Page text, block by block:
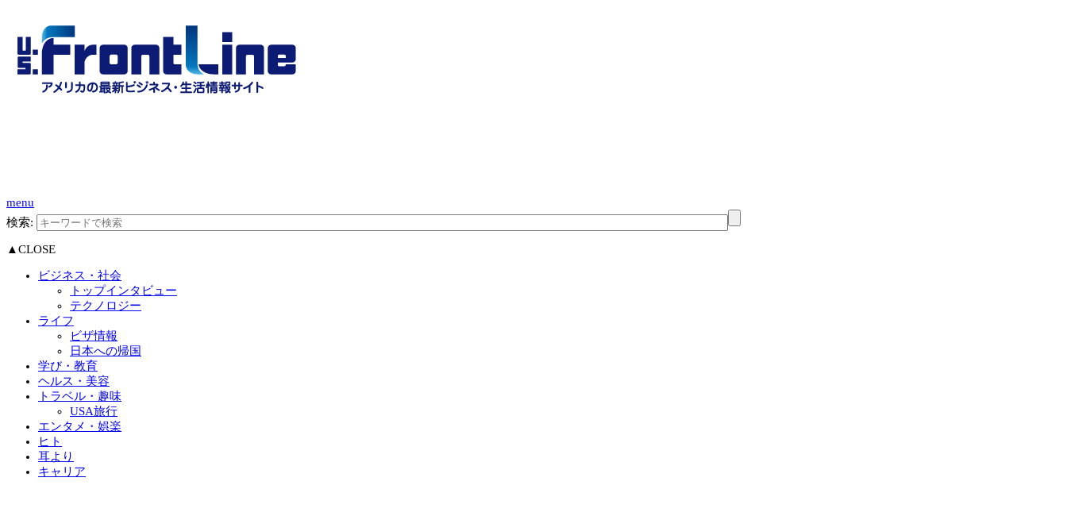
menu
検索:
▲CLOSE
ビジネス・社会
トップインタビュー
テクノロジー
ライフ
ビザ情報
日本への帰国
学び・教育
ヘルス・美容
トラベル・趣味
USA旅行
エンタメ・娯楽
ヒト
耳より
キャリア